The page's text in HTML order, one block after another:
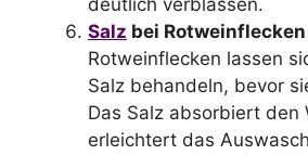
deutlich verblassen.
Salz bei Rotweinflecken
Rotweinflecken lassen
Salz behandeln, bevor
Das Salz absorbiert den
erleichtert das